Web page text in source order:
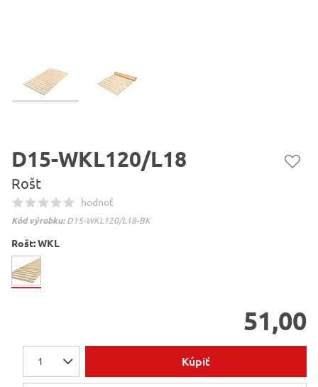
D15-WKL120/L18
Rošt
hodnoť
Kód výrobku: D15-WKL120/L18-BK
Rošt:WKL
51,00
1 Kúpiť